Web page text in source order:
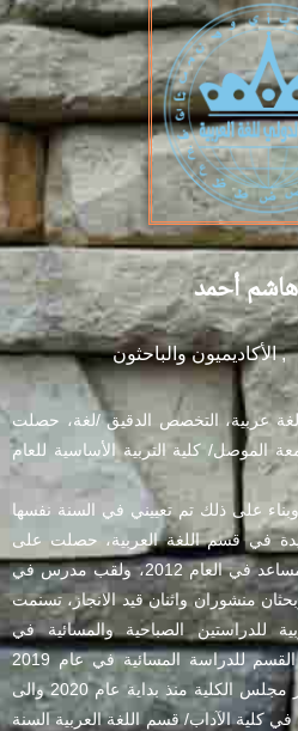
هاشم أحمد
, الأكاديميون والباحثون
عربية، التخصص الدقيق /لغة، حصلت
الموصل/ كلية التربية الأساسية للعام
على ذلك تم تعييني في السنة نفسها
في قسم اللغة العربية، حصلت على
شهادة الماجستير ولقب مدرس مساعد في العام 2012، ولقب مدرس في
وبحثان منشوران واثنان قيد الانجاز، تسنمت
للدراستين الصباحية والمسائية في
عام2016 الى عام2018 ومقرر القسم للدراسة المسائية في عام 2019
والى الوقت الحالي، وكذلك مقرر مجلس الكلية منذ بداية عام 2020 والى
في كلية الآداب/ قسم اللغة العربية السنة